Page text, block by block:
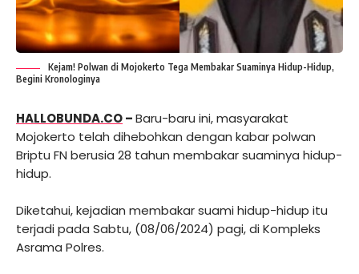
Kejam! Polwan di Mojokerto Tega Membakar Suaminya Hidup-Hidup,
Begini Kronologinya
HALLOBUNDA.CO–Baru-baru ini, masyarakat
Mojokerto telah dihebohkan dengan kabar polwan
Briptu FN berusia 28 tahun membakar suaminya hidup-
hidup.
Diketahui, kejadian membakar suami hidup-hidup itu
terjadi pada Sabtu, (08/06/2024) pagi, di Kompleks
Asrama Polres.